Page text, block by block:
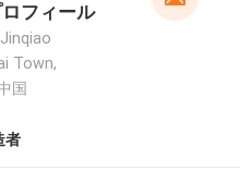
フィール
Town,
国
者